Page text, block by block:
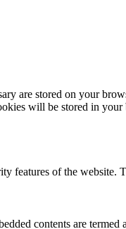
are stored on your
will be stored in
features of the website.
contents are termed